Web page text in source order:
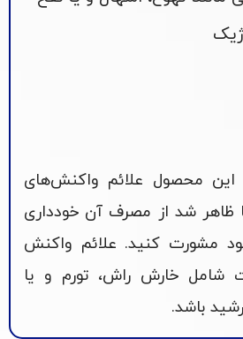
محصول علائم واکنش‌های
ظاهر شد از مصرف آن خودداری
مشورت کنید. علائم واکنش
شامل خارش راش، تورم و یا
باشد.